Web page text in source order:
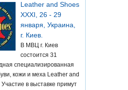
Leather and Shoes
XXXI, 26 - 29
января, Украина,
г. Киев.
В МВЦ г. Киев
состоится 31
специализированная
кожи и меха Leather and
в выставке примут